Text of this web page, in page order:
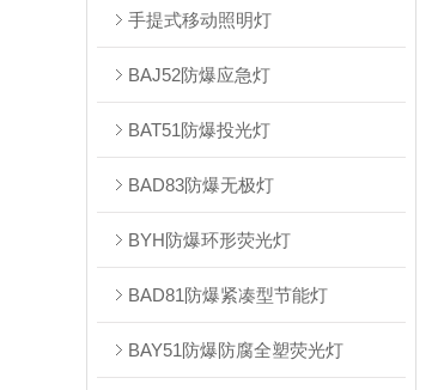
手提式移动照明灯
BAJ52防爆应急灯
BAT51防爆投光灯
BAD83防爆无极灯
BYH防爆环形荧光灯
BAD81防爆紧凑型节能灯
BAY51防爆防腐全塑荧光灯